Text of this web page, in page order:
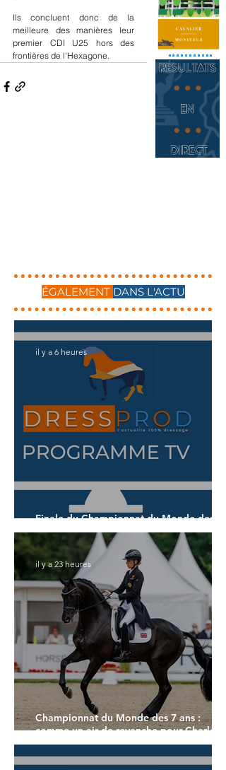
Ils concluent donc de la
meilleure des manières leur
premier CDI U25 hors des
frontières de l'Hexagone.
ÉGALEMENT DANS L'ACTU
Finale du Championnat du Monde des 6
ans
il y a 6 heures
Championnat du Monde des 7 ans :
comme un air de revanche pour Charlotte
Dujardin
il y a 23 heures